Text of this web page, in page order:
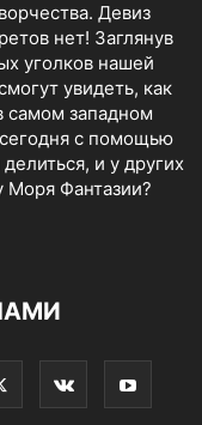
Девиз
нет! Заглянув
уголков нашей
увидеть, как
самом западном
с помощью
и у других
Моря Фантазии?